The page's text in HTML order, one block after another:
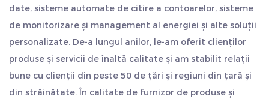
distanță consumul de energie.
Opțiuni flexibile de conectivitate:
Contorul nostru de energie acceptă diverse opțiuni
dumneavoastră. Dispune de ieșire de impuls pasivă
date, sisteme automate de citire a contoarelor, sisteme
de monitorizare și management al energiei și alte soluții
personalizate. De-a lungul anilor, le-am oferit clienților
produse și servicii de înaltă calitate și am stabilit relații
bune cu clienții din peste 50 de țări și regiuni din țară și
din străinătate. În calitate de furnizor de produse și